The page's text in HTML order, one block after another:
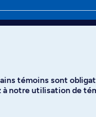
et cours
témoins sont
notre utilisation de